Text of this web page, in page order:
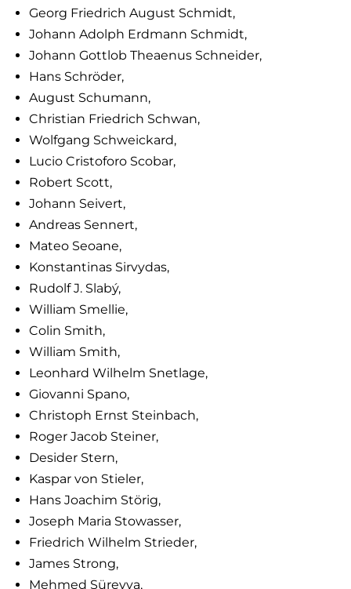
Georg Friedrich August Schmidt,
Johann Adolph Erdmann Schmidt,
Johann Gottlob Theaenus Schneider,
Hans Schröder,
August Schumann,
Christian Friedrich Schwan,
Wolfgang Schweickard,
Lucio Cristoforo Scobar,
Robert Scott,
Johann Seivert,
Andreas Sennert,
Mateo Seoane,
Konstantinas Sirvydas,
Rudolf J. Slabý,
William Smellie,
Colin Smith,
William Smith,
Leonhard Wilhelm Snetlage,
Giovanni Spano,
Christoph Ernst Steinbach,
Roger Jacob Steiner,
Desider Stern,
Kaspar von Stieler,
Hans Joachim Störig,
Joseph Maria Stowasser,
Friedrich Wilhelm Strieder,
James Strong,
Mehmed Süreyya,